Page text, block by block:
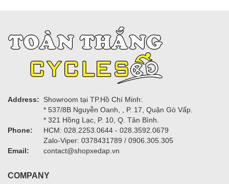
Address:
Showroom tại TP.Hồ Chí Minh:
* 537/8B Nguyễn Oanh, , P. 17, Quận Gò Vấp.
* 321 Hồng Lạc, P. 10, Q. Tân Bình.
Phone:
HCM: 028.2253.0644 - 028.3592.0679
Zalo-Viper: 0378431789 / 0906.305.305
Email:
contact@shopxedap.vn
COMPANY